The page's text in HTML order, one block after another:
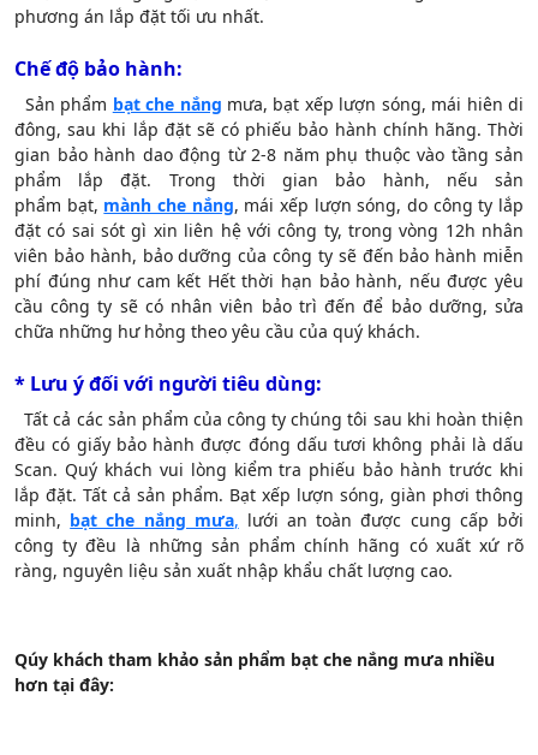
phương án lắp đặt tối ưu nhất.
Chế độ bảo hành:
Sản phẩm bạt che nắng mưa, bạt xếp lượn sóng, mái hiên di
đông, sau khi lắp đặt sẽ có phiếu bảo hành chính hãng. Thời
gian bảo hành dao động từ 2-8 năm phụ thuộc vào tầng sản
phẩm lắp đặt. Trong thời gian bảo hành, nếu sản
phẩm bạt, mành che nắng, mái xếp lượn sóng, do công ty lắp
đặt có sai sót gì xin liên hệ với công ty, trong vòng 12h nhân
viên bảo hành, bảo dưỡng của công ty sẽ đến bảo hành miễn
phí đúng như cam kết Hết thời hạn bảo hành, nếu được yêu
cầu công ty sẽ có nhân viên bảo trì đến để bảo dưỡng, sửa
chữa những hư hỏng theo yêu cầu của quý khách.
* Lưu ý đối với người tiêu dùng:
Tất cả các sản phẩm của công ty chúng tôi sau khi hoàn thiện
đều có giấy bảo hành được đóng dấu tươi không phải là dấu
Scan. Quý khách vui lòng kiểm tra phiếu bảo hành trước khi
lắp đặt. Tất cả sản phẩm. Bạt xếp lượn sóng, giàn phơi thông
minh, bạt che nắng mưa, lưới an toàn được cung cấp bởi
công ty đều là những sản phẩm chính hãng có xuất xứ rõ
ràng, nguyên liệu sản xuất nhập khẩu chất lượng cao.
Qúy khách tham khảo sản phẩm bạt che nắng mưa nhiều
hơn tại đây: